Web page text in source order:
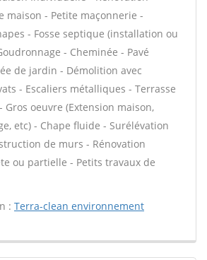
maison - Petite maçonnerie -
- Fosse septique (installation ou
- Cheminée - Pavé
de jardin - Démolition avec
- Escaliers métalliques - Terrasse
Gros oeuvre (Extension maison,
etc) - Chape fluide - Surélévation
de murs - Rénovation
ou partielle - Petits travaux de
: Terra-clean environnement